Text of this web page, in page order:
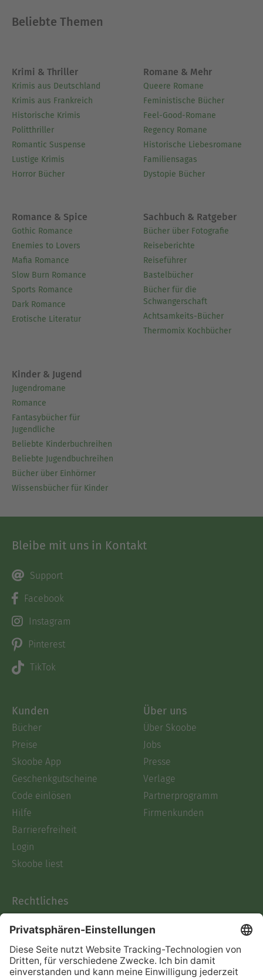
Beliebte Themen
Krimi & Thriller
Krimis aus Deutschland
Krimis aus Frankreich
Historische Krimis
Politthriller
Romantic Suspense
Lustige Krimis
Horror Bücher
Romane & Mehr
Queere Romane
Feministische Bücher
Feel-Good-Romane
Regency Romane
Historische Liebesromane
Familiensagas
Dystopie Bücher
Romance & Spice
Gothic Romance
Enemies to Lovers
Mafia Romance
Slow Burn Romance
Sports Romance
Dark Romance
Erotische Literatur
Sachbuch & Ratgeber
Bücher über Fotografie
Reiseberichte
Reiseführer
Bastelbücher
Bücher für die
Schwangerschaft
Achtsamkeits-Bücher
Thermomix Kochbücher
Kinder & Jugend
Jugendromane
Romance
Fantasybücher für
Jugendliche
Beliebte Kinderbuchreihen
Beliebte Jugendbuchreihen
Bücher über Einhörner
Wissensbücher für Kinder
Bleibe mit uns in Kontakt
Support
Facebook
Instagram
Pinterest
TikTok
Kunden
Bücher
Preise
Skoobe App
Geschenkgutscheine
Code einlösen
Hilfe
Barrierefreiheit
Login
Skoobe liest
Über uns
Über Skoobe
Jobs
Presse
Verlage
Partnerprogramm
Firmenkunden
Rechtliches
AGB
Informationen nach Data
Act